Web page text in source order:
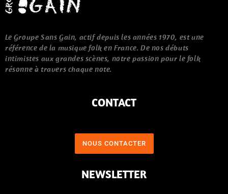
Le Groupe Sans Gain, actif depuis les années 1970, est une
référence de la musique folk en France. De nos débuts
intimistes aux grandes scènes, notre passion pour le folk
résonne à travers chaque note.
CONTACT
NOUS CONTACTER
NEWSLETTER